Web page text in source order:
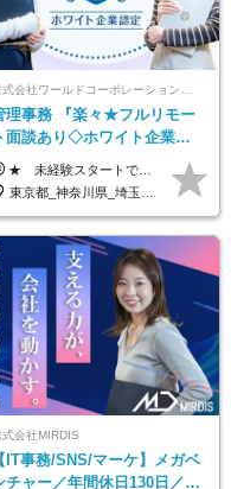
理事務 『楽々★フルリモー
面談あり◇ホワイト企業認
受賞◇完全週休2日◇賞与年
/p13
★ 未経験スタートでも月収40万円以上も目指せます！ ★ ★ 試用期間6か月あり／給与・待遇に変更なし ★ ＼パターン①orパターン②で給与形態の選択が可能／ ＜パターン①＞ 月給+交通費+（残業代は全額別途支給） 【首都圏・関東・北信越】 月給30.0万円以上 【関西】 月給27.5万円以上 【中部】 月給26.5万円以上 【東北】 月給24.5万円以上 【北海道】 月給24.0万円以上 【九州・中四国】 月給25.5万円以上 ＜パターン②＞ 月給（固定残業代20H含む）+交通費+賞与年2回+残業代 （※20H場合を超過した場合は全額別途支給） 【首都圏・関東・北信越】 月給25.0万円以上 【関 西・中部】 月給24.5万円以上 【東 北・北海道・九州・中四国】 月給23.5万円以上 ※上記給与には固定残業代（月20H分）を含みます 固定残業代は残業の有無に関わらず支給し、超過分は別途全額支給いたします ①②の給与形態はご本人様と相談の上、最終的に会社が決定いたします （内定時に通知） ■給与改定年1回 ■(※)賞与年2回（昨年度支給実績2回／頑張りを評価） (※)支給条件に規定あり
東京都_神奈川県_埼玉県_千葉県_大阪府_愛知県_北海道_青森県_岩手県_宮城県_秋田県_山形県_福島県_茨城県_栃木県_群馬県_新潟県_山梨県_長野県_富山県_石川県_福井県_静岡県_岐阜県_三重県_兵庫県_京都府_滋賀県_奈良県_和歌山県_広島県_岡山県_鳥取県_島根県_山口県_徳島県_香川県_愛媛県_高知県_福岡県_熊本県_佐賀県_長崎県_大分県_宮崎県_鹿児島県_沖縄県
式会社MIRDIS
【IT事務/SNS/マーケ】メガベ
チャー／年間休日130日／